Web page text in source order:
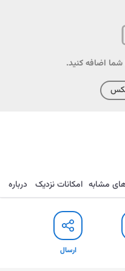
اضافه کنید.
مشابه امکانات نزدیک درباره
ارسال